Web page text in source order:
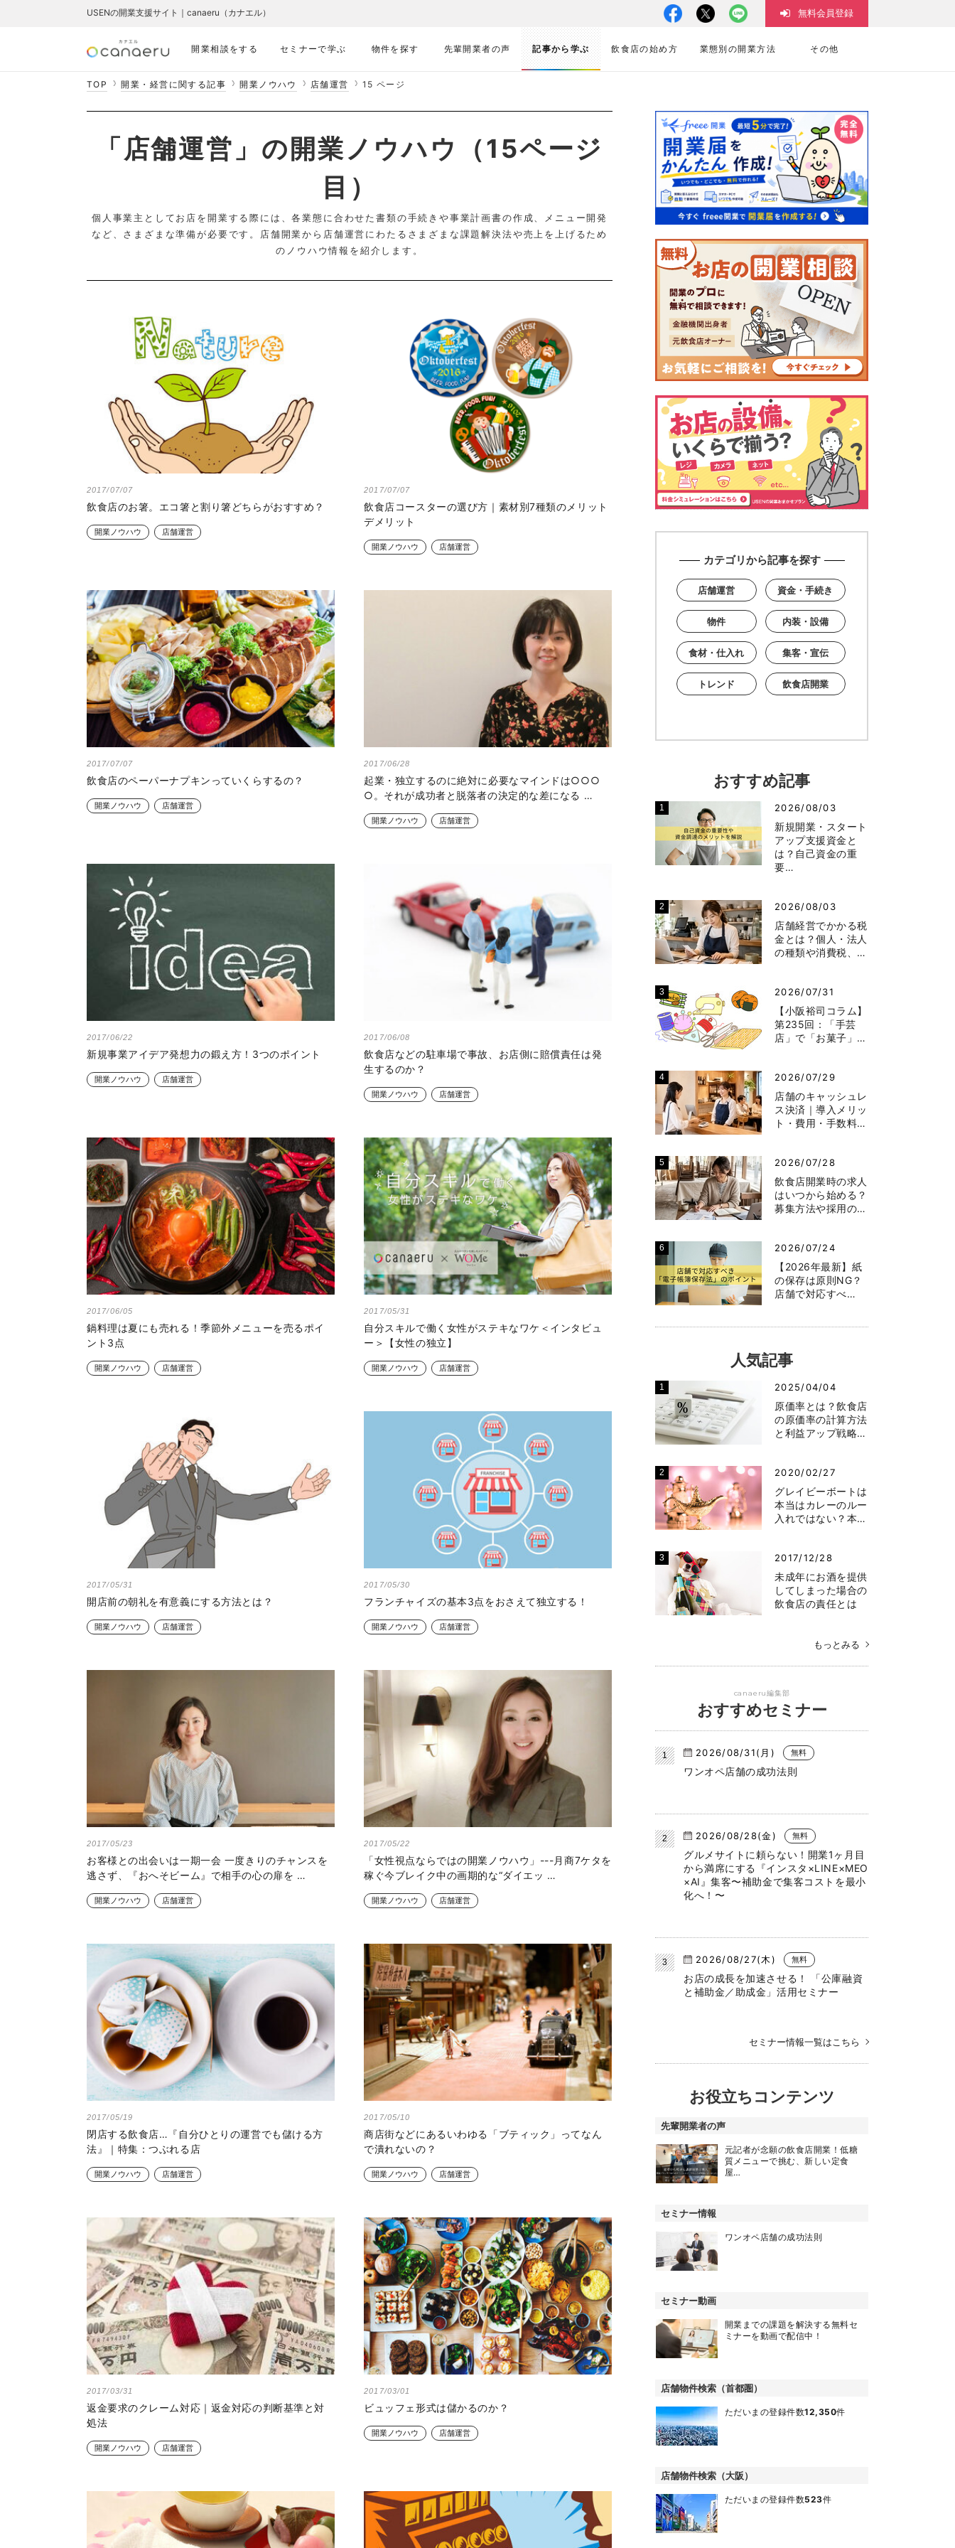
開業相談をする セミナーで学ぶ 物件を探す 先輩開業者の声 記事から学ぶ 飲食店の始め方 業態別の開業方法 その他
USENの開業支援サイト｜canaeru（カナエル） 無料会員登録
TOP 開業・経営に関する記事 開業ノウハウ 店舗運営 15 ページ
「店舗運営」の開業ノウハウ（15ページ
目）
個人事業主としてお店を開業する際には、各業態に合わせた書類の手続きや事業計画書の作成、メニュー開発
など、さまざまな準備が必要です。店舗開業から店舗運営にわたるさまざまな課題解決法や売上を上げるため
のノウハウ情報を紹介します。
2017/07/07
飲食店のお箸。エコ箸と割り箸どちらがおすすめ？
開業ノウハウ 店舗運営
2017/07/07
飲食店コースターの選び方｜素材別7種類のメリット
デメリット
開業ノウハウ 店舗運営
2017/07/07
飲食店のペーパーナプキンっていくらするの？
開業ノウハウ 店舗運営
2017/06/28
起業・独立するのに絶対に必要なマインドは○○○
○。それが成功者と脱落者の決定的な差になる …
開業ノウハウ 店舗運営
2017/06/22
新規事業アイデア発想力の鍛え方！3つのポイント
開業ノウハウ 店舗運営
2017/06/08
飲食店などの駐車場で事故、お店側に賠償責任は発
生するのか？
開業ノウハウ 店舗運営
2017/06/05
鍋料理は夏にも売れる！季節外メニューを売るポイ
ント3点
開業ノウハウ 店舗運営
2017/05/31
自分スキルで働く女性がステキなワケ＜インタビュ
ー＞【女性の独立】
開業ノウハウ 店舗運営
2017/05/31
開店前の朝礼を有意義にする方法とは？
開業ノウハウ 店舗運営
2017/05/30
フランチャイズの基本3点をおさえて独立する！
開業ノウハウ 店舗運営
2017/05/23
お客様との出会いは一期一会 一度きりのチャンスを
逃さず、『おへそビーム』で相手の心の扉を …
開業ノウハウ 店舗運営
2017/05/22
「女性視点ならではの開業ノウハウ」---月商7ケタを
稼ぐ今ブレイク中の画期的な“ダイエッ …
開業ノウハウ 店舗運営
2017/05/19
閉店する飲食店…『自分ひとりの運営でも儲ける方
法』｜特集：つぶれる店
開業ノウハウ 店舗運営
2017/05/10
商店街などにあるいわゆる「ブティック」ってなん
で潰れないの？
開業ノウハウ 店舗運営
2017/03/31
返金要求のクレーム対応｜返金対応の判断基準と対
処法
開業ノウハウ 店舗運営
2017/03/01
ビュッフェ形式は儲かるのか？
開業ノウハウ 店舗運営
カテゴリから記事を探す
店舗運営 資金・手続き
物件 内装・設備
食材・仕入れ 集客・宣伝
トレンド 飲食店開業
おすすめ記事
2026/08/03
新規開業・スタート
アップ支援資金と
は？自己資金の重
要…
2026/08/03
店舗経営でかかる税
金とは？個人・法人
の種類や消費税、…
2026/07/31
【小阪裕司コラム】
第235回：「手芸
店」で「お菓子」…
2026/07/29
店舗のキャッシュレ
ス決済｜導入メリッ
ト・費用・手数料…
2026/07/28
飲食店開業時の求人
はいつから始める？
募集方法や採用の…
2026/07/24
【2026年最新】紙
の保存は原則NG？
店舗で対応すべ…
人気記事
2025/04/04
原価率とは？飲食店
の原価率の計算方法
と利益アップ戦略…
2020/02/27
グレイビーボートは
本当はカレーのルー
入れではない？本…
2017/12/28
未成年にお酒を提供
してしまった場合の
飲食店の責任とは
もっとみる
canaeru編集部
おすすめセミナー
2026/08/31(月) 無料
ワンオペ店舗の成功法則
2026/08/28(金) 無料
グルメサイトに頼らない！開業1ヶ月目
から満席にする『インスタ×LINE×MEO
×AI』集客〜補助金で集客コストを最小
化へ！〜
2026/08/27(木) 無料
お店の成長を加速させる！ 「公庫融資
と補助金／助成金」活用セミナー
セミナー情報一覧はこちら
お役立ちコンテンツ
先輩開業者の声
元記者が念願の飲食店開業！低糖
質メニューで挑む、新しい定食
屋…
セミナー情報
ワンオペ店舗の成功法則
セミナー動画
開業までの課題を解決する無料セ
ミナーを動画で配信中！
店舗物件検索（首都圏）
ただいまの登録件数12,350件
店舗物件検索（大阪）
ただいまの登録件数523件